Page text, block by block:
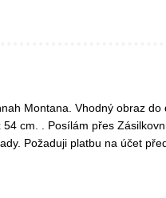
Montana. Vhodný obraz do
cm. . Posílám přes
Požaduji platbu na účet